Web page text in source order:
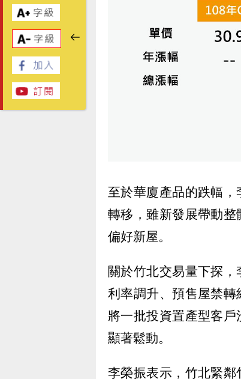
至於華廈產品的跌幅
轉移，雖新發展帶動
偏好新屋。
關於竹北交易量下探
利率調升、預售屋禁
將一批投資置產型客
顯著鬆動。
李榮振表示，竹北緊鄰